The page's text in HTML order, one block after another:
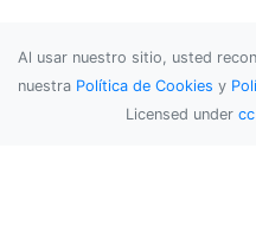
Al usar nuestro sitio, usted
nuestra Política de Cookies y
Licensed under